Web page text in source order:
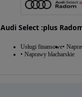
Audi Select :plus
Usługi finansowe
Naprawy blacharskie